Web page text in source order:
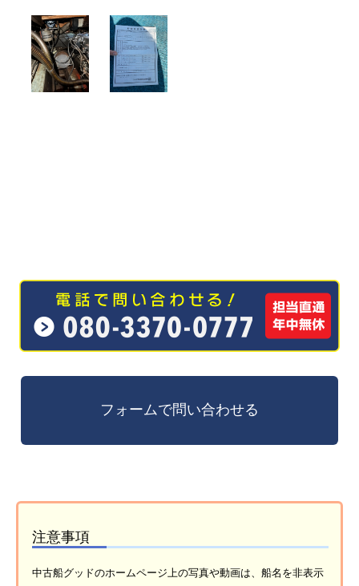
注意事項
中古船グッドのホームページ上の写真や動画は、船名を非表示